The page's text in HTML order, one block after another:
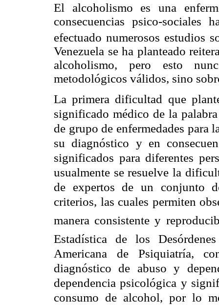
El alcoholismo es una
consecuencias psico-sociales
efectuado numerosos estudios
Venezuela se ha planteado
alcoholismo, pero esto
metodológicos válidos, sino
La primera dificultad que
significado médico de la
de grupo de enfermedades para
su diagnóstico y en
significados para diferentes
usualmente se resuelve la
de expertos de un conjunto
criterios, las cuales permiten
manera consistente y
Estadística de los Desórdenes
Americana de Psiquiatría,
diagnóstico de abuso y
dependencia psicológica y
consumo de alcohol, por lo